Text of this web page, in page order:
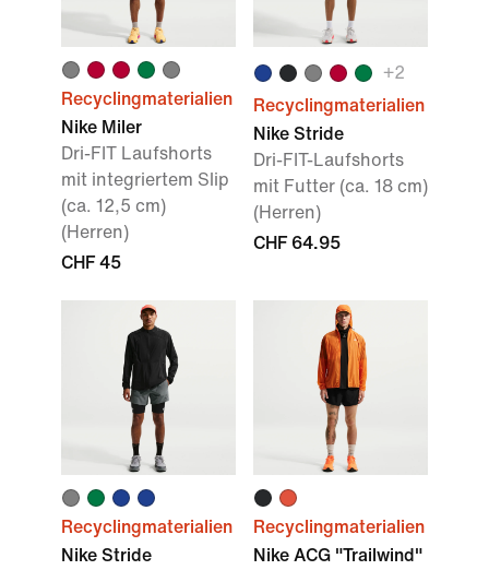
Recyclingmaterialien
Nike Miler
Dri-FIT Laufshorts
mit integriertem Slip
(ca. 12,5 cm)
(Herren)
CHF 45
+2
Recyclingmaterialien
Nike Stride
Dri-FIT-Laufshorts
mit Futter (ca. 18 cm)
(Herren)
CHF 64.95
Recyclingmaterialien
Nike Stride
Recyclingmaterialien
Nike ACG "Trailwind"